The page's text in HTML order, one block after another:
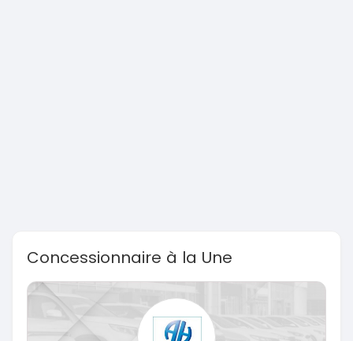
Concessionnaire à la Une